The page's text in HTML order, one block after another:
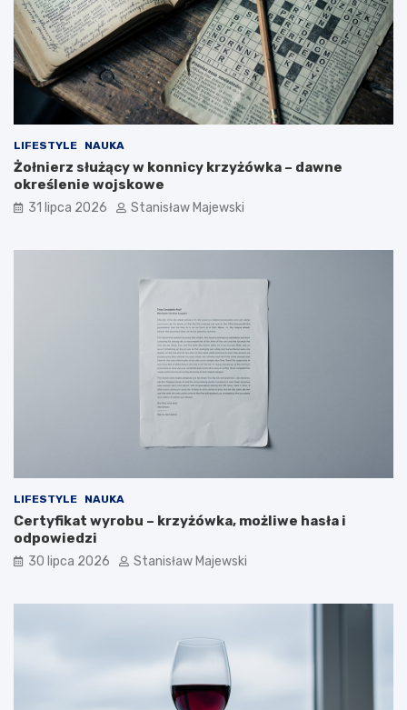
LIFESTYLE NAUKA
Żołnierz służący w konnicy krzyżówka – dawne
określenie wojskowe
31 lipca 2026 Stanisław Majewski
LIFESTYLE NAUKA
Certyfikat wyrobu – krzyżówka, możliwe hasła i
odpowiedzi
30 lipca 2026 Stanisław Majewski